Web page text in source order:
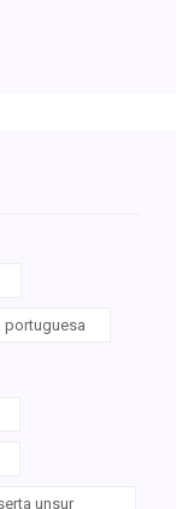
portuguesa
unsur